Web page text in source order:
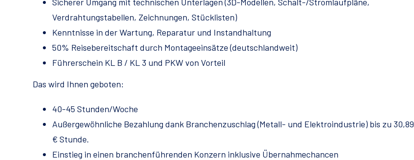
Verdrahtungstabellen, Zeichnungen, Stücklisten)
Kenntnisse in der Wartung, Reparatur und Instandhaltung
50% Reisebereitschaft durch Montageeinsätze (deutschlandweit)
Führerschein KL B / KL 3 und PKW von Vorteil
Das wird Ihnen geboten:
40-45 Stunden/Woche
Außergewöhnliche Bezahlung dank Branchenzuschlag (Metall- und Elektroindustrie) bis zu 30,89
€ Stunde.
Einstieg in einen branchenführenden Konzern inklusive Übernahmechancen